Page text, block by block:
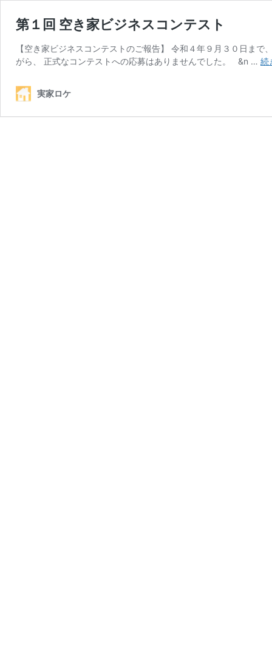
第１回 空き家ビジネスコンテスト
【空き家ビジネスコンテストのご報告】 令和４年９月３０日ま
がら、 正式なコンテストへの応募はありませんでした。 &n … 続
実家ロケ